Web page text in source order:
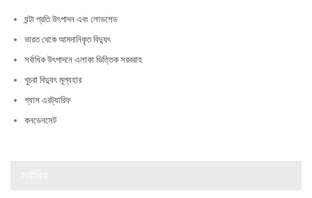
ঘন্টা প্রতি উৎপাদন এবং লোডশেড
ভারত থেকে আমদানিকৃত বিদ্যুৎ
সর্বাধিক উৎপাদনে এলাকা ভিত্তিক সরবরাহ
খুচরা বিদ্যুৎ মূল্যহার
গ্যাস এরট্যারিফ
কনডেনসেট